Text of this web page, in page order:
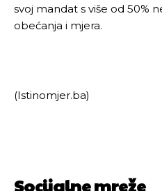
svoj mandat s više od 50%
obećanja i mjera.
(Istinomjer.ba)
Socijalne mreže